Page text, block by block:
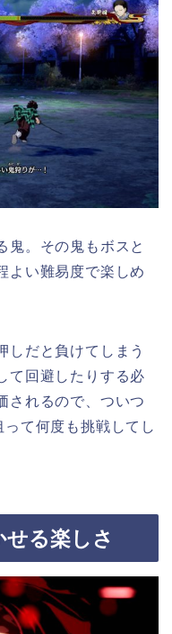
鬼。その鬼もボスと
よい難易度で楽しめ
しだと負けてしまう
て回避したりする必
されるので、ついつ
て何度も挑戦してし
る楽しさ